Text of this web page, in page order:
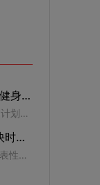
再次递交招股书，Keep能成为国内“健身第一股”吗？
6月13日，知情人士称运动科技公司Keep计划最早将于本月在香港上市。
H&M三里屯店已关，一文看懂外资快时尚品牌为何集体“失宠”
iBrandi品创以H&M、ZARA、GAP三大代表性品牌，梳理了外资快时尚品牌在国内发展的代表性事件时间节点。